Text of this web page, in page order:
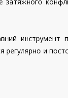
инструмент
и